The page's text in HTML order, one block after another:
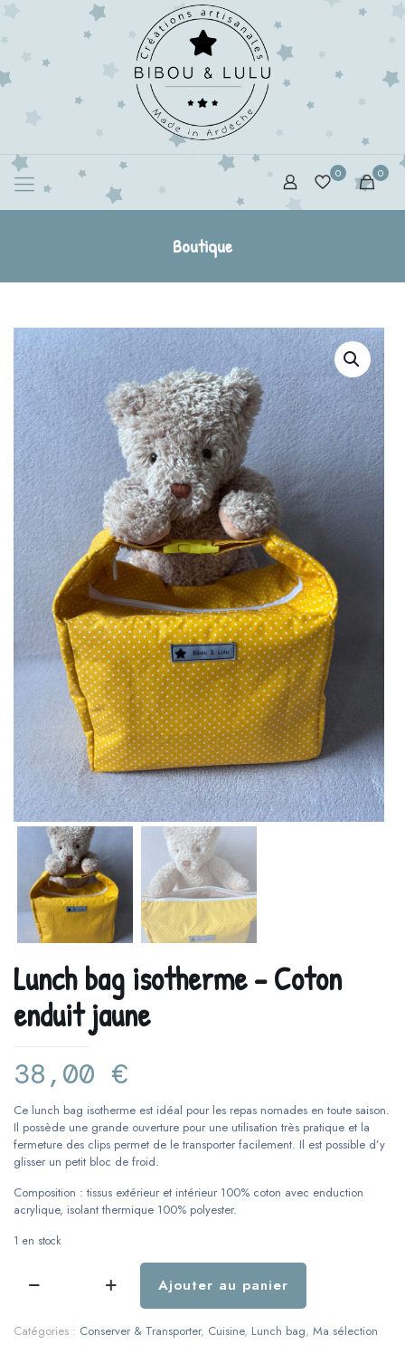
0 0
Boutique
Lunch bag isotherme – Coton
enduit jaune
38,00 €
Ce lunch bag isotherme est idéal pour les repas nomades en toute saison.
Il possède une grande ouverture pour une utilisation très pratique et la
fermeture des clips permet de le transporter facilement. Il est possible d’y
glisser un petit bloc de froid.
Composition : tissus extérieur et intérieur 100% coton avec enduction
acrylique, isolant thermique 100% polyester.
1 en stock
quantité
Lunch
bag
Ajouter au panier
Catégories : Conserver & Transporter, Cuisine, Lunch bag, Ma sélection